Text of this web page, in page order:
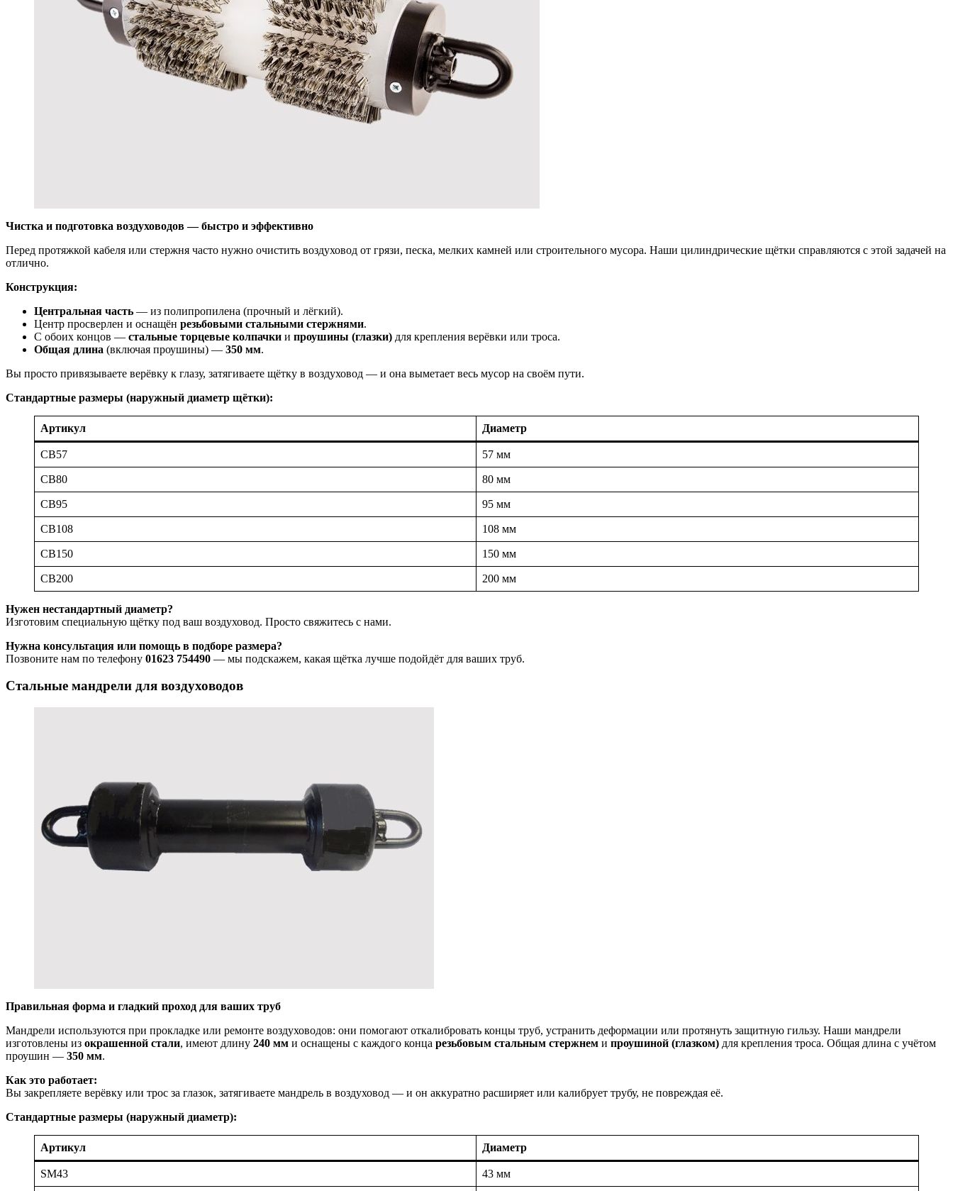
Чистка и подготовка воздуховодов — быстро и эффективно
Перед протяжкой кабеля или стержня часто нужно очистить воздуховод от грязи, песка, мелких камней или строительного мусора. Наши цилиндрические щётки справляются с этой задачей на
отлично.
Конструкция:
Центральная часть — из полипропилена (прочный и лёгкий).
Центр просверлен и оснащён резьбовыми стальными стержнями.
С обоих концов — стальные торцевые колпачки и проушины (глазки) для крепления верёвки или троса.
Общая длина (включая проушины) — 350 мм.
Вы просто привязываете верёвку к глазу, затягиваете щётку в воздуховод — и она выметает весь мусор на своём пути.
Стандартные размеры (наружный диаметр щётки):
Артикул Диаметр
CB57 57 мм
CB80 80 мм
CB95 95 мм
CB108 108 мм
CB150 150 мм
CB200 200 мм
Нужен нестандартный диаметр?
Изготовим специальную щётку под ваш воздуховод. Просто свяжитесь с нами.
Нужна консультация или помощь в подборе размера?
Позвоните нам по телефону 01623 754490 — мы подскажем, какая щётка лучше подойдёт для ваших труб.
Стальные мандрели для воздуховодов
Правильная форма и гладкий проход для ваших труб
Мандрели используются при прокладке или ремонте воздуховодов: они помогают откалибровать концы труб, устранить деформации или протянуть защитную гильзу. Наши мандрели
изготовлены из окрашенной стали, имеют длину 240 мм и оснащены с каждого конца резьбовым стальным стержнем и проушиной (глазком) для крепления троса. Общая длина с учётом
проушин — 350 мм.
Как это работает:
Вы закрепляете верёвку или трос за глазок, затягиваете мандрель в воздуховод — и он аккуратно расширяет или калибрует трубу, не повреждая её.
Стандартные размеры (наружный диаметр):
Артикул Диаметр
SM43 43 мм